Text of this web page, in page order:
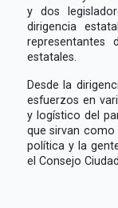
y dos
dirigencia
representantes
estatales.
Desde la
esfuerzos en
y logístico del
que sirvan
política y la
el Consejo